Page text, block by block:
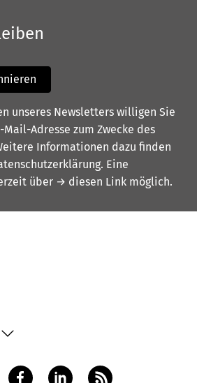
unseres Newsletters willigen Sie
Adresse zum Zwecke des
Informationen dazu finden
. Eine
über → diesen Link möglich.